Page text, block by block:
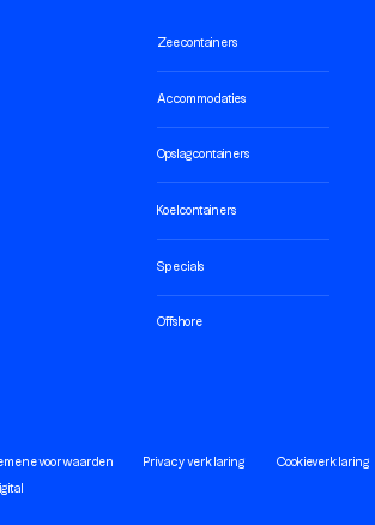
Zeecontainers
Accommodaties
Opslagcontainers
Koelcontainers
Specials
Offshore
voorwaarden Privacy verklaring Cookieverklaring